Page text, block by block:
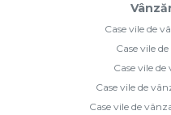
Case vile de
Case vile
Case vile
Case vile de
Case vile de